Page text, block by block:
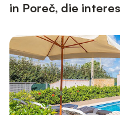
in Poreč, die